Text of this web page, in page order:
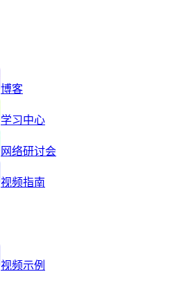
博客
学习中心
网络研讨会
视频指南
视频示例